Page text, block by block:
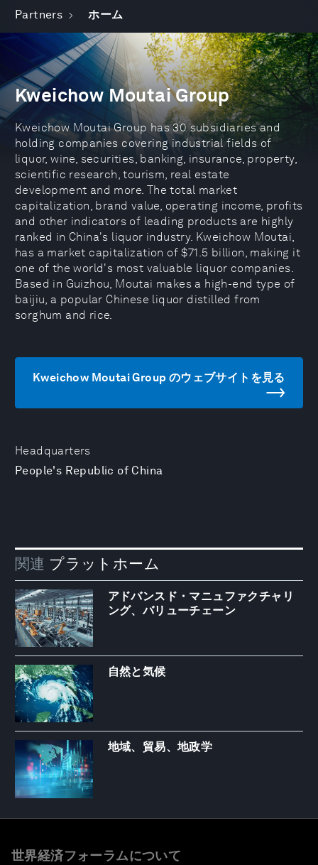
Partners ホーム
Headquarters
People's Republic of China
Kweichow Moutai Group
Kweichow Moutai Group has 30 subsidiaries and
holding companies covering industrial fields of
liquor, wine, securities, banking, insurance, property,
scientific research, tourism, real estate
development and more. The total market
capitalization, brand value, operating income, profits
and other indicators of leading products are highly
ranked in China's liquor industry. Kweichow Moutai,
has a market capitalization of $71.5 billion, making it
one of the world's most valuable liquor companies.
Based in Guizhou, Moutai makes a high-end type of
baijiu, a popular Chinese liquor distilled from
sorghum and rice.
Kweichow Moutai Group のウェブサイトを見る
関連 プラットホーム
アドバンスド・マニュファクチャリ
ング、バリューチェーン
自然と気候
地域、貿易、地政学
世界経済フォーラムについて